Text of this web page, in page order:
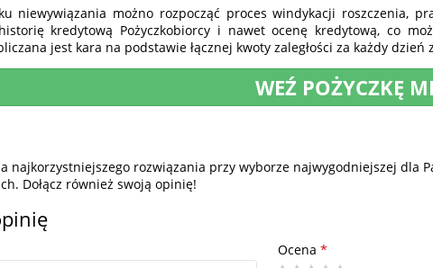
niewywiązania możno rozpocząć proces windykacji roszczenia,
kredytową Pożyczkobiorcy i nawet ocenę kredytową, co
jest kara na podstawie łącznej kwoty zaległości za każdy dzień
WEŹ POŻYCZKĘ
najkorzystniejszego rozwiązania przy wyborze najwygodniejszej dla
Dołącz również swoją opinię!
Ocena *